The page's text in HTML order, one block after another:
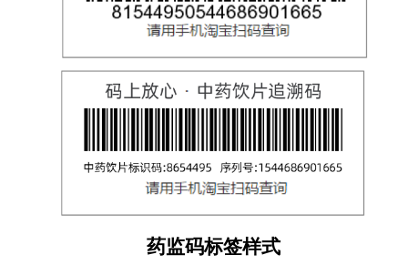
药监码标签样式